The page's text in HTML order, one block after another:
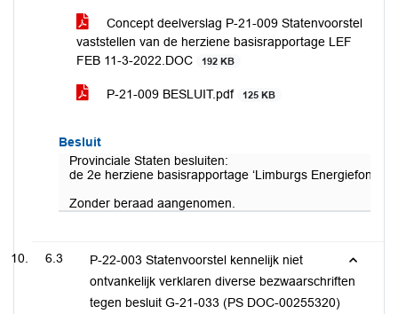
Concept deelverslag P-21-009 Statenvoorstel
vaststellen van de herziene basisrapportage LEF
FEB 11-3-2022.DOC
192 KB
P-21-009 BESLUIT.pdf 125 KB
Besluit
Provinciale Staten besluiten:
de 2e herziene basisrapportage ‘Limburgs Energiefonds
Zonder beraad aangenomen.
6.3
P-22-003 Statenvoorstel kennelijk niet
ontvankelijk verklaren diverse bezwaarschriften
tegen besluit G-21-033 (PS DOC-00255320)